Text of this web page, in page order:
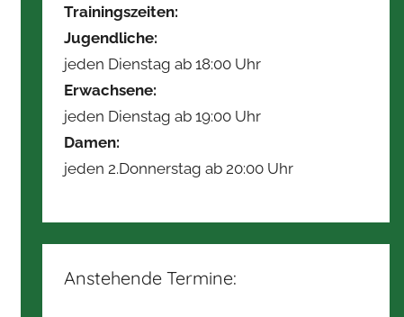
Trainingszeiten:
Jugendliche:
jeden Dienstag ab 18:00 Uhr
Erwachsene:
jeden Dienstag ab 19:00 Uhr
Damen:
jeden 2.Donnerstag ab 20:00 Uhr
Anstehende Termine: